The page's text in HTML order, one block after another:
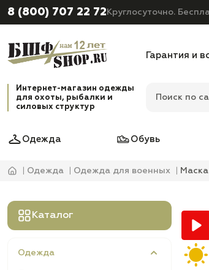
8 (800) 707 22 72 Круглосуточно.
Гарантия и
Интернет-магазин одежды
для охоты, рыбалки и
силовых структур
Одежда Обувь
Одежда Одежда для военных
Каталог
Одежда